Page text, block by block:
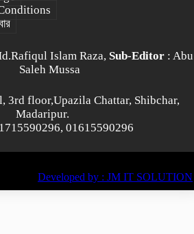
Islam Raza, Sub-Editor : Abu
Saleh Mussa
3rd floor,Upazila Chattar, Shibchar,
Madaripur.
01615590296
Developed by : JM IT SOLUTION